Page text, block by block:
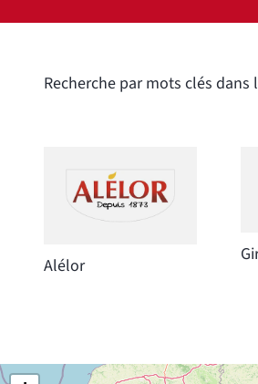
Recherche par mots clés dans
Alélor